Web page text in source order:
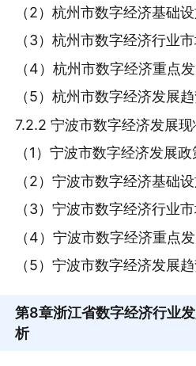
（2）杭州市数字经济基础
（3）杭州市数字经济行业
（4）杭州市数字经济重点
（5）杭州市数字经济发展
7.2.2 宁波市数字经济发展现
（1）宁波市数字经济发展政
（2）宁波市数字经济基础
（3）宁波市数字经济行业
（4）宁波市数字经济重点
（5）宁波市数字经济发展
第8章浙江省数字经济行业
析